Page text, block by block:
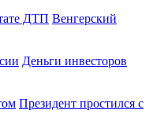
Венгерский
Деньги инвесторов
Президент простился с